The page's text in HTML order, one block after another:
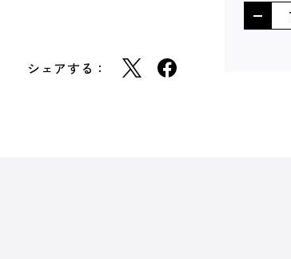
シェアする：